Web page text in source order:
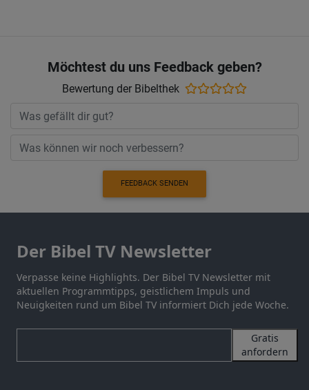
Möchtest du uns Feedback geben?
Bewertung der Bibelthek
FEEDBACK SENDEN
Der Bibel TV Newsletter
Verpasse keine Highlights. Der Bibel TV Newsletter mit
aktuellen Programmtipps, geistlichem Impuls und
Neuigkeiten rund um Bibel TV informiert Dich jede Woche.
Gratis
anfordern